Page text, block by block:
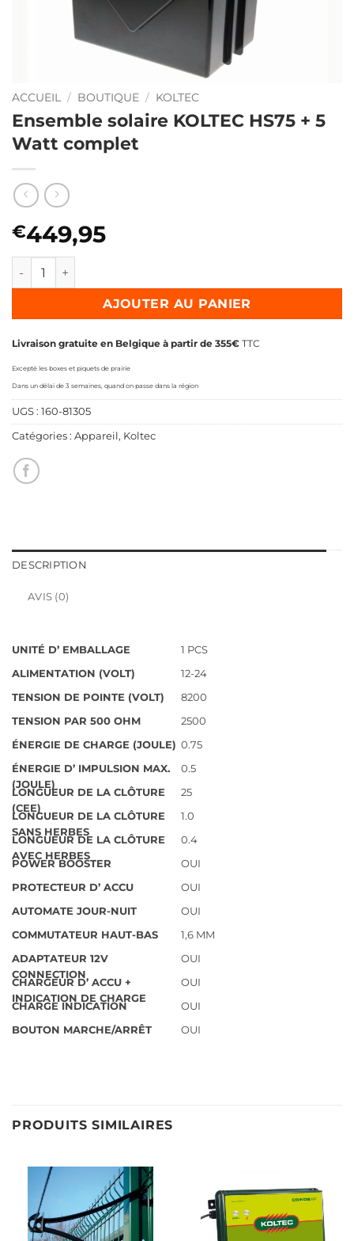
ACCUEIL / BOUTIQUE / KOLTEC
Ensemble solaire KOLTEC HS75 + 5
Watt complet
€449,95
quantité de Ensemble solaire KOLTEC HS75 + 5 Watt
AJOUTER AU PANIER
Livraison gratuite en Belgique à partir de 355€ TTC
Excepté les boxes et piquets de prairie
Dans un délai de 3 semaines, quand on passe dans la région
UGS : 160-81305
Catégories : Appareil, Koltec
DESCRIPTION
AVIS (0)
UNITÉ D’ EMBALLAGE
1 PCS
ALIMENTATION (VOLT)
12-24
TENSION DE POINTE (VOLT)
8200
TENSION PAR 500 OHM
2500
ÉNERGIE DE CHARGE (JOULE) 0.75
ÉNERGIE D’ IMPULSION MAX.
(JOULE)
0.5
LONGUEUR DE LA CLÔTURE
(CEE)
25
LONGUEUR DE LA CLÔTURE
SANS HERBES
1.0
LONGUEUR DE LA CLÔTURE
AVEC HERBES
0.4
POWER BOOSTER
OUI
PROTECTEUR D’ ACCU
OUI
AUTOMATE JOUR-NUIT
OUI
COMMUTATEUR HAUT-BAS
1,6 MM
ADAPTATEUR 12V
CONNECTION
OUI
CHARGEUR D’ ACCU +
INDICATION DE CHARGE
OUI
CHARGE INDICATION
OUI
BOUTON MARCHE/ARRÊT
OUI
PRODUITS SIMILAIRES